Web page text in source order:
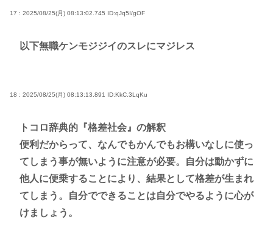
17 : 2025/08/25(月) 08:13:02.745 ID:qJq5I/gOF
以下無職ケンモジジイのスレにマジレス
18 : 2025/08/25(月) 08:13:13.891 ID:KkC.3LqKu
トコロ辞典的『格差社会』の解釈
便利だからって、なんでもかんでもお構いなしに使っ
てしまう事が無いように注意が必要。自分は動かずに
他人に便乗することにより、結果として格差が生まれ
てしまう。自分でできることは自分でやるように心が
けましょう。